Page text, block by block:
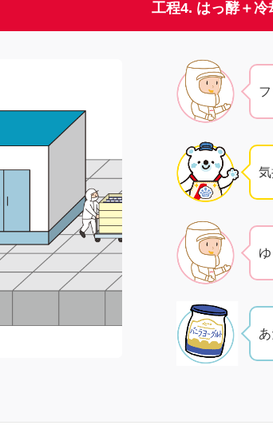
工程4. はっ酵＋冷
気